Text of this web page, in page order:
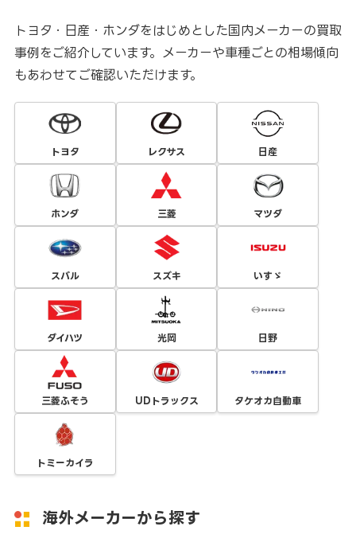
トヨタ・日産・ホンダをはじめとした国内メーカーの買取
事例をご紹介しています。メーカーや車種ごとの相場傾向
もあわせてご確認いただけます。
トヨタ レクサス 日産
ホンダ 三菱 マツダ
スバル スズキ いすゞ
ダイハツ 光岡 日野
三菱ふそう UDトラックス タケオカ自動車
トミーカイラ
海外メーカーから探す